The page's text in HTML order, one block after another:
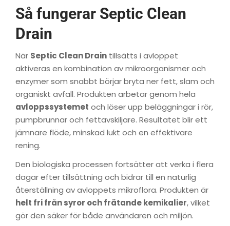
Så fungerar Septic Clean
Drain
När Septic Clean Drain tillsätts i avloppet
aktiveras en kombination av mikroorganismer och
enzymer som snabbt börjar bryta ner fett, slam och
organiskt avfall. Produkten arbetar genom hela
avloppssystemet och löser upp beläggningar i rör,
pumpbrunnar och fettavskiljare. Resultatet blir ett
jämnare flöde, minskad lukt och en effektivare
rening.
Den biologiska processen fortsätter att verka i flera
dagar efter tillsättning och bidrar till en naturlig
återställning av avloppets mikroflora. Produkten är
helt fri från syror och frätande kemikalier, vilket
gör den säker för både användaren och miljön.